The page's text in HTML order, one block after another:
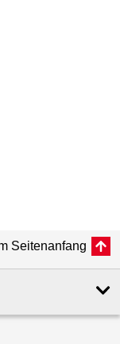
Seitenanfang